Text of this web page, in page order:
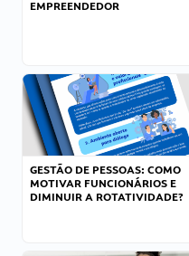
EMPREENDEDOR
GESTÃO DE PESSOAS: COMO
MOTIVAR FUNCIONÁRIOS E
DIMINUIR A ROTATIVIDADE?